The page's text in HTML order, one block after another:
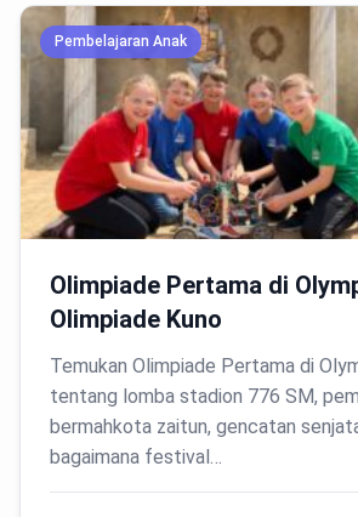
Pembelajaran Anak
Olimpiade Pertama di
Olimpiade Kuno
Temukan Olimpiade Pertama di
tentang lomba stadion 776 SM,
bermahkota zaitun, gencatan
bagaimana festival…